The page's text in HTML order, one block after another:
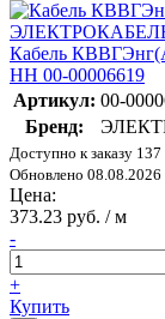
Кабель
НН 00-00006619
Артикул: 00-
Бренд:
Доступно к заказу
Обновлено 08.08.2026
Цена:
373.23 руб. / м
-
+
Купить